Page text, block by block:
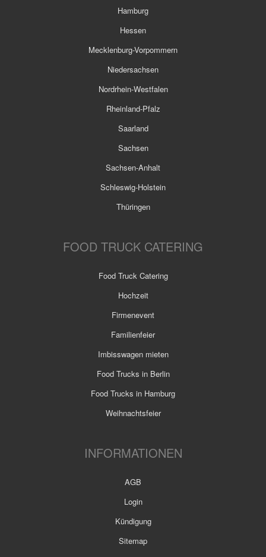
Hamburg
Hessen
Mecklenburg-Vorpommern
Niedersachsen
Nordrhein-Westfalen
Rheinland-Pfalz
Saarland
Sachsen
Sachsen-Anhalt
Schleswig-Holstein
Thüringen
FOOD TRUCK CATERING
Food Truck Catering
Hochzeit
Firmenevent
Familienfeier
Imbisswagen mieten
Food Trucks in Berlin
Food Trucks in Hamburg
Weihnachtsfeier
INFORMATIONEN
AGB
Login
Kündigung
Sitemap